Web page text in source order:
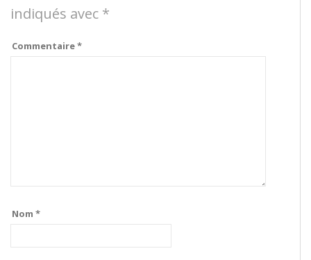
indiqués avec *
Commentaire*
Nom *